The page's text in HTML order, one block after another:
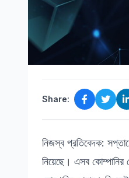
Share:
নিজস্ব প্রতিবেদক:
নিয়েছে। এসব কোম্পানির